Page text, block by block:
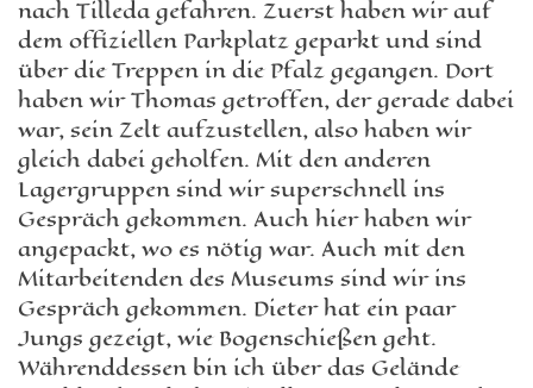
nach Tilleda gefahren. Zuerst haben wir auf
dem offiziellen Parkplatz geparkt und sind
über die Treppen in die Pfalz gegangen. Dort
haben wir Thomas getroffen, der gerade dabei
war, sein Zelt aufzustellen, also haben wir
gleich dabei geholfen. Mit den anderen
Lagergruppen sind wir superschnell ins
Gespräch gekommen. Auch hier haben wir
angepackt, wo es nötig war. Auch mit den
Mitarbeitenden des Museums sind wir ins
Gespräch gekommen. Dieter hat ein paar
Jungs gezeigt, wie Bogenschießen geht.
Währenddessen bin ich über das Gelände